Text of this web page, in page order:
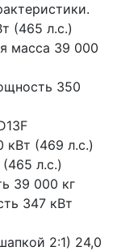
(465 л.с.)
масса 39 000
350
кВт (469 л.с.)
л.с.)
39 000 кг
347 кВт
2:1) 24,0